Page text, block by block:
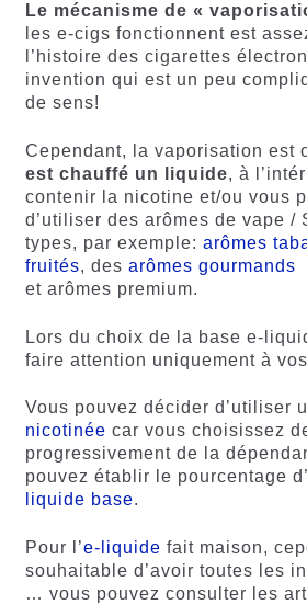
Le mécanisme de «
les e-cigs fonctionnent est
l’histoire des cigarettes
invention qui est un peu
de sens!
Cependant, la vaporisation est
est chauffé un liquide, à
contenir la nicotine et/ou vous
d’utiliser des arômes de vape /
types, par exemple: arômes
fruités, des arômes gourmands
et arômes premium.
Lors du choix de la base e-
faire attention uniquement à
Vous pouvez décider d’utiliser
nicotinée car vous choisissez
progressivement de la
pouvez établir le pourcentage
liquide base.
Pour l’e-liquide fait maison,
souhaitable d’avoir toutes les
… vous pouvez consulter les